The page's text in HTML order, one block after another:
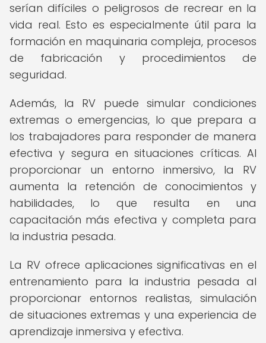
serían difíciles o peligrosos de recrear en la
vida real. Esto es especialmente útil para la
formación en maquinaria compleja, procesos
de fabricación y procedimientos de
seguridad.
Además, la RV puede simular condiciones
extremas o emergencias, lo que prepara a
los trabajadores para responder de manera
efectiva y segura en situaciones críticas. Al
proporcionar un entorno inmersivo, la RV
aumenta la retención de conocimientos y
habilidades, lo que resulta en una
capacitación más efectiva y completa para
la industria pesada.
La RV ofrece aplicaciones significativas en el
entrenamiento para la industria pesada al
proporcionar entornos realistas, simulación
de situaciones extremas y una experiencia de
aprendizaje inmersiva y efectiva.